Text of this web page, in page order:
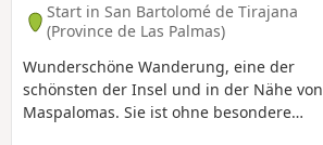
Start in San Bartolomé de Tirajana
(Province de Las Palmas)
Wunderschöne Wanderung, eine der
schönsten der Insel und in der Nähe von
Maspalomas. Sie ist ohne besondere